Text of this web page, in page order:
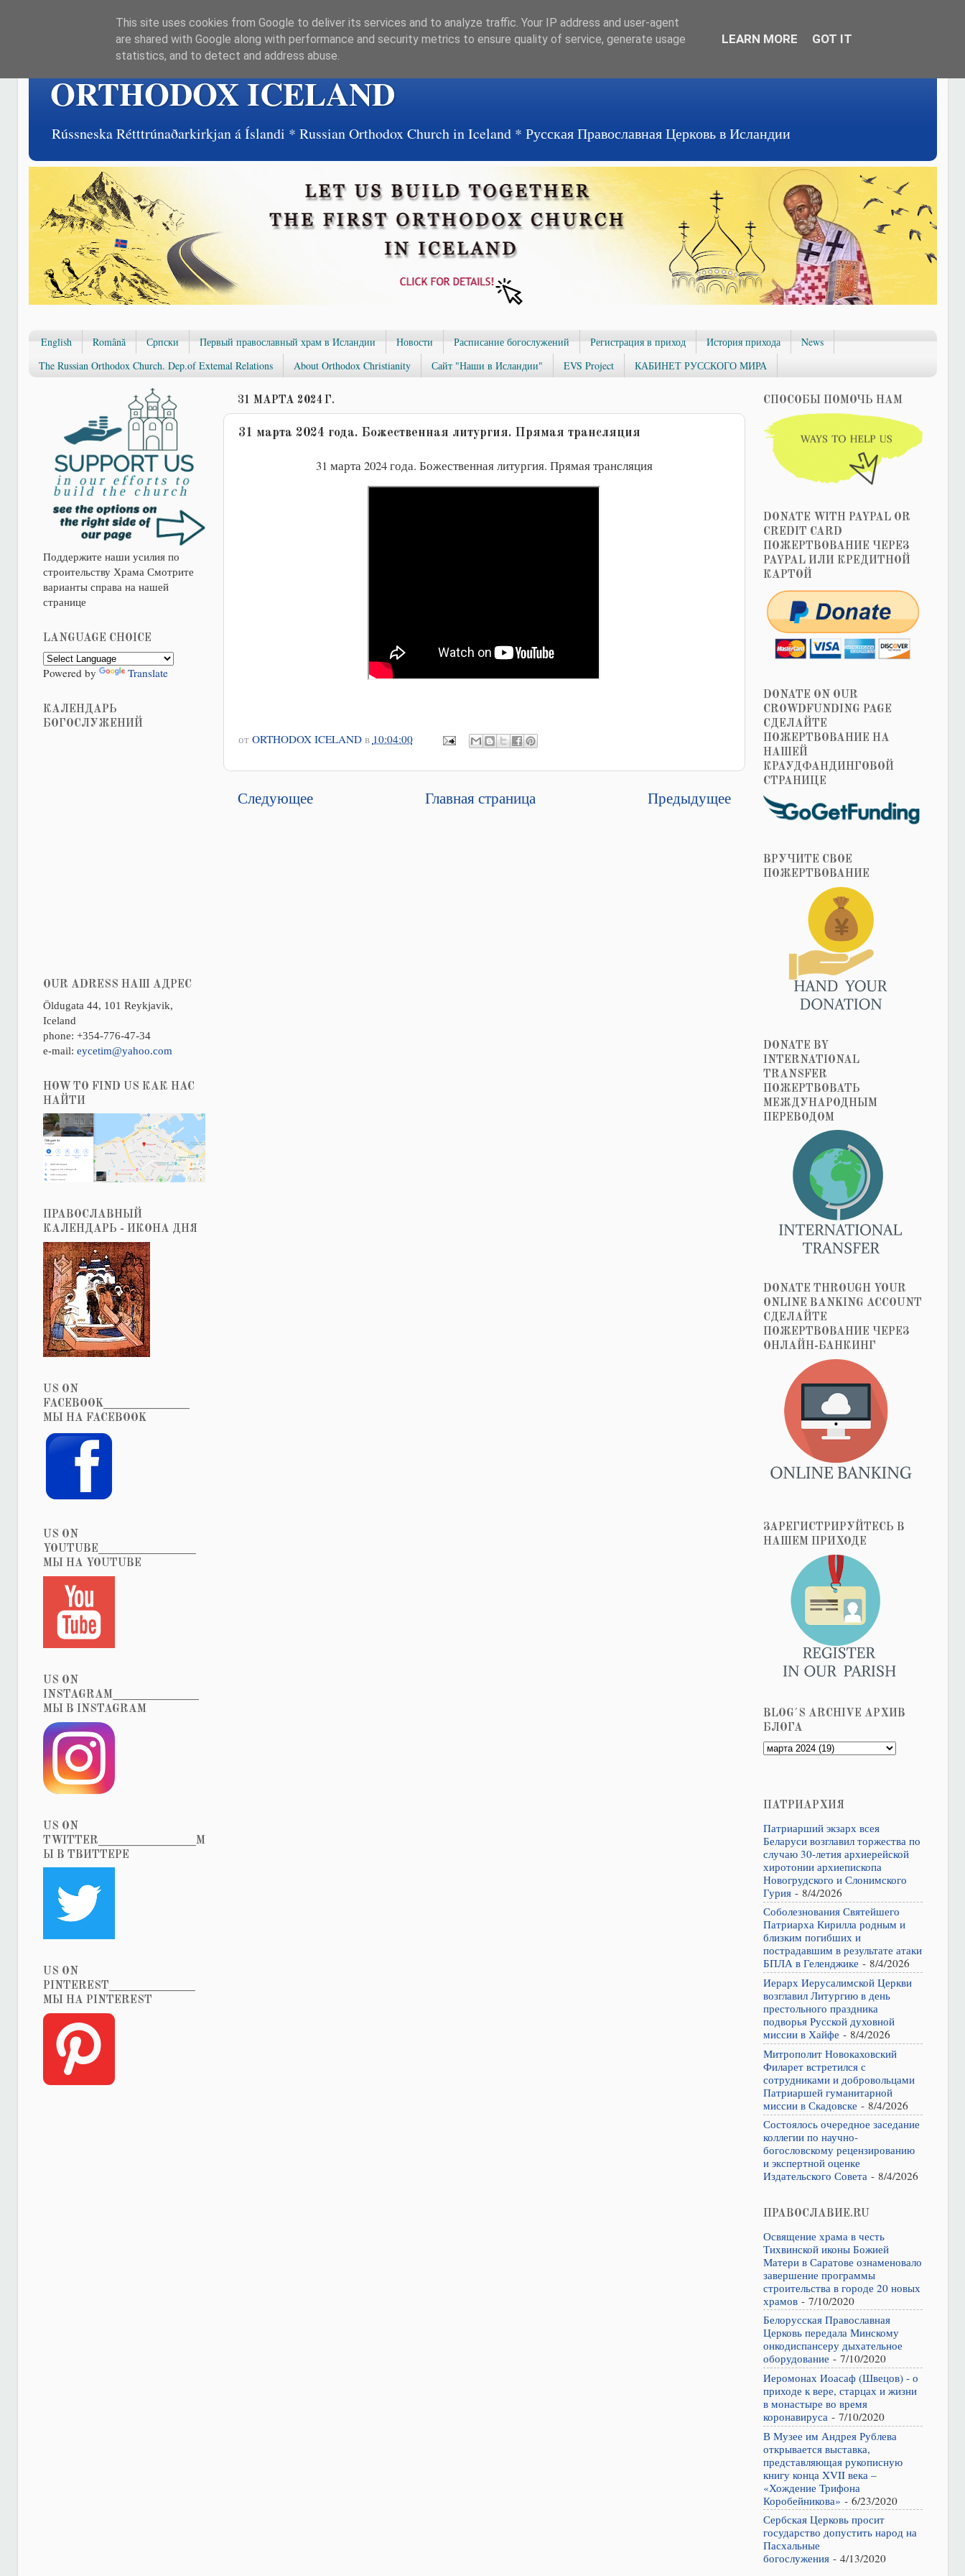
ORTHODOX ICELAND
Rússneska Rétttrúnaðarkirkjan á Íslandi * Russian Orthodox Church in Iceland * Русская Православная Церковь в Исландии
English Română Српски Первый православный храм в Исландии Новости Расписание богослужений Регистрация в приход История прихода
News
The Russian Orthodox Church. Dep.of Extemal Relations
About Orthodox Christianity Сайт "Наши в Исландии" EVS Project КАБИНЕТ РУССКОГО МИРА
31 МАРТА 2024 Г.
31 марта 2024 года. Божественная литургия. Прямая трансляция
31 марта 2024 года. Божественная литургия. Прямая трансляция
от ORTHODOX ICELAND в 10:04:00
Следующее Предыдущее
Главная страница
Поддержите наши усилия по
строительству Храма Смотрите
варианты справа на нашей
странице
LANGUAGE CHOICE
Powered by Translate
КАЛЕНДАРЬ
БОГОСЛУЖЕНИЙ
OUR ADRESS НАШ АДРЕС
Öldugata 44, 101 Reykjavik,
Iceland
phone: +354-776-47-34
e-mail: eycetim@yahoo.com
HOW TO FIND US КАК НАС
НАЙТИ
ПРАВОСЛАВНЫЙ
КАЛЕНДАРЬ - ИКОНА ДНЯ
US ON
FACEBOOK_______________
МЫ НА FACEBOOK
US ON
YOUTUBE_________________
МЫ НА YOUTUBE
US ON
INSTAGRAM_______________
МЫ В INSTAGRAM
US ON
TWITTER_________________М
Ы В ТВИТТЕРЕ
US ON
PINTEREST_______________
МЫ НА PINTEREST
СПОСОБЫ ПОМОЧЬ НАМ
DONATE WITH PAYPAL OR
CREDIT CARD
ПОЖЕРТВОВАНИЕ ЧЕРЕЗ
PAYPAL ИЛИ КРЕДИТНОЙ
КАРТОЙ
DONATE ON OUR
CROWDFUNDING PAGE
СДЕЛАЙТЕ
ПОЖЕРТВОВАНИЕ НА
НАШЕЙ
КРАУДФАНДИНГОВОЙ
СТРАНИЦЕ
ВРУЧИТЕ СВОЕ
ПОЖЕРТВОВАНИЕ
DONATE BY
INTERNATIONAL
TRANSFER
ПОЖЕРТВОВАТЬ
МЕЖДУНАРОДНЫМ
ПЕРЕВОДОМ
DONATE THROUGH YOUR
ONLINE BANKING ACCOUNT
СДЕЛАЙТЕ
ПОЖЕРТВОВАНИЕ ЧЕРЕЗ
ОНЛАЙН-БАНКИНГ
ЗАРЕГИСТРИРУЙТЕСЬ В
НАШЕМ ПРИХОДЕ
BLOG´S ARCHIVE АРХИВ
БЛОГА
ПАТРИАРХИЯ
Патриарший экзарх всея
Беларуси возглавил торжества по
случаю 30-летия архиерейской
хиротонии архиепископа
Новогрудского и Слонимского
Гурия- 8/4/2026
Соболезнования Святейшего
Патриарха Кирилла родным и
близким погибших и
пострадавшим в результате атаки
БПЛА в Геленджике - 8/4/2026
Иерарх Иерусалимской Церкви
возглавил Литургию в день
престольного праздника
подворья Русской духовной
миссии в Хайфе - 8/4/2026
Митрополит Новокаховский
Филарет встретился с
сотрудниками и добровольцами
Патриаршей гуманитарной
миссии в Скадовске - 8/4/2026
Состоялось очередное заседание
коллегии по научно-
богословскому рецензированию
и экспертной оценке
Издательского Совета- 8/4/2026
ПРАВОСЛАВИЕ.RU
Освящение храма в честь
Тихвинской иконы Божией
Матери в Саратове ознаменовало
завершение программы
строительства в городе 20 новых
храмов- 7/10/2020
Белорусская Православная
Церковь передала Минскому
онкодиспансеру дыхательное
оборудование - 7/10/2020
Иеромонах Иоасаф (Швецов) - о
приходе к вере, старцах и жизни
в монастыре во время
коронавируса - 7/10/2020
В Музее им Андрея Рублева
открывается выставка,
представляющая рукописную
книгу конца XVII века –
«Хождение Трифона
Коробейникова» - 6/23/2020
Сербская Церковь просит
государство допустить народ на
Пасхальные
богослужения- 4/13/2020
This site uses cookies from Google to deliver its services and to analyze traffic. Your IP address and user-agent
are shared with Google along with performance and security metrics to ensure quality of service, generate usage
statistics, and to detect and address abuse.
LEARN MORE GOT IT